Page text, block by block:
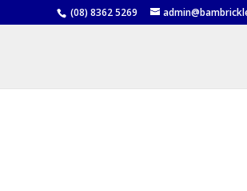
(08) 8362 5269